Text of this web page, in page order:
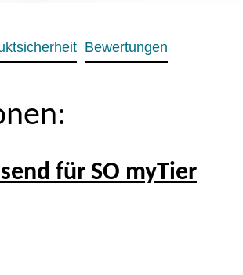
Bewertungen
für SO myTier